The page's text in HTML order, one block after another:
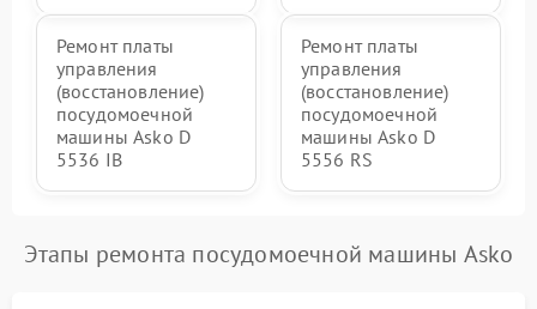
Ремонт платы
управления
(восстановление)
посудомоечной
машины Asko D
5536 IB
Ремонт платы
управления
(восстановление)
посудомоечной
машины Asko D
5556 RS
Этапы ремонта посудомоечной машины Asko